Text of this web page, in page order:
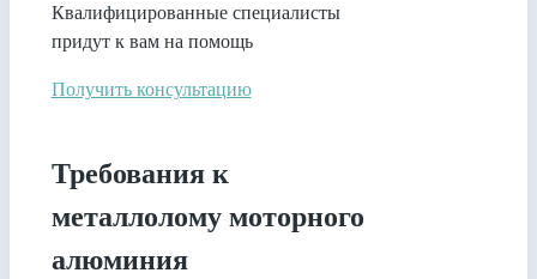
Квалифицированные специалисты
придут к вам на помощь
Получить консультацию
Требования к
металлолому моторного
алюминия